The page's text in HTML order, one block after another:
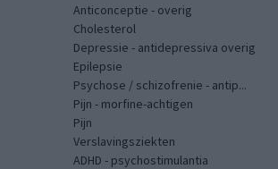
Anticonceptie - overig
Cholesterol
Depressie - antidepressiva overig
Epilepsie
Psychose / schizofrenie - antip...
Pijn - morfine-achtigen
Pijn
Verslavingsziekten
ADHD - psychostimulantia